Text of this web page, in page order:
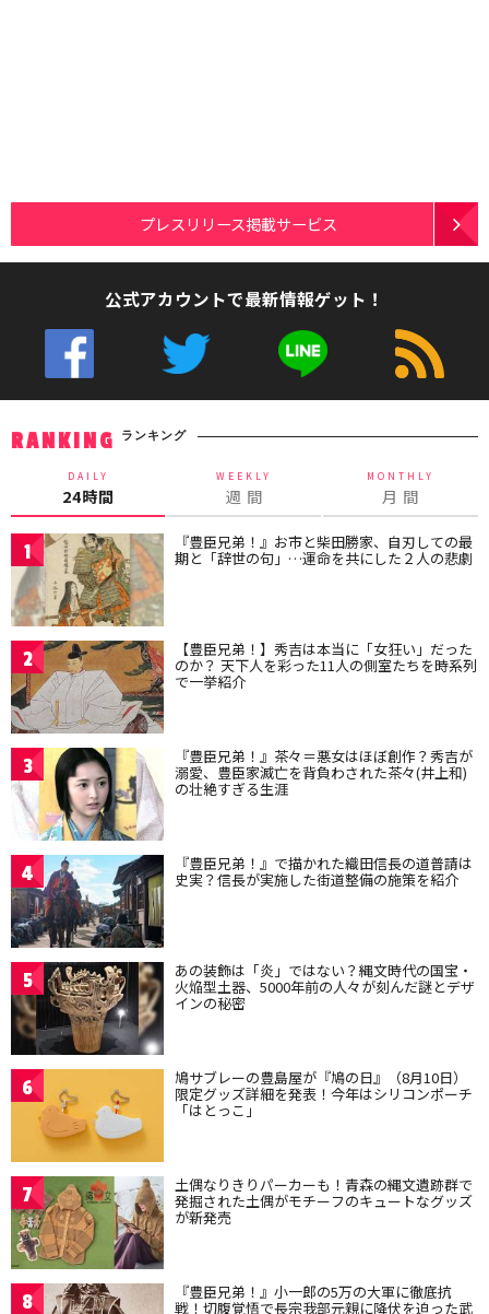
プレスリリース掲載サービス
公式アカウントで最新情報ゲット！
RANKING ランキング
DAILY
24時間
WEEKLY
週 間
MONTHLY
月 間
1 『豊臣兄弟！』お市と柴田勝家、自刃しての最
期と「辞世の句」…運命を共にした２人の悲劇
2 【豊臣兄弟！】秀吉は本当に「女狂い」だった
のか？ 天下人を彩った11人の側室たちを時系列
で一挙紹介
3 『豊臣兄弟！』茶々＝悪女はほぼ創作？秀吉が
溺愛、豊臣家滅亡を背負わされた茶々(井上和)
の壮絶すぎる生涯
4 『豊臣兄弟！』で描かれた織田信長の道普請は
史実？信長が実施した街道整備の施策を紹介
5 あの装飾は「炎」ではない？縄文時代の国宝・
火焔型土器、5000年前の人々が刻んだ謎とデザ
インの秘密
6 鳩サブレーの豊島屋が『鳩の日』（8月10日）
限定グッズ詳細を発表！今年はシリコンポーチ
「はとっこ」
7 土偶なりきりパーカーも！青森の縄文遺跡群で
発掘された土偶がモチーフのキュートなグッズ
が新発売
8 『豊臣兄弟！』小一郎の5万の大軍に徹底抗
戦！切腹覚悟で長宗我部元親に降伏を迫った武